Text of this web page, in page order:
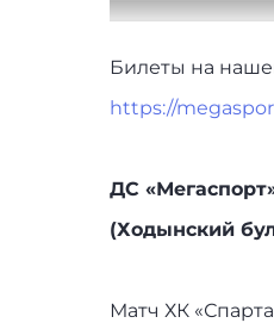
Билеты на
https://
ДС
(Ходынский
Матч ХК